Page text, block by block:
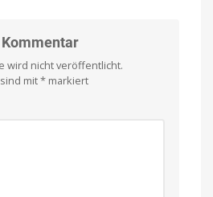
wird nicht veröffentlicht.
mit* markiert